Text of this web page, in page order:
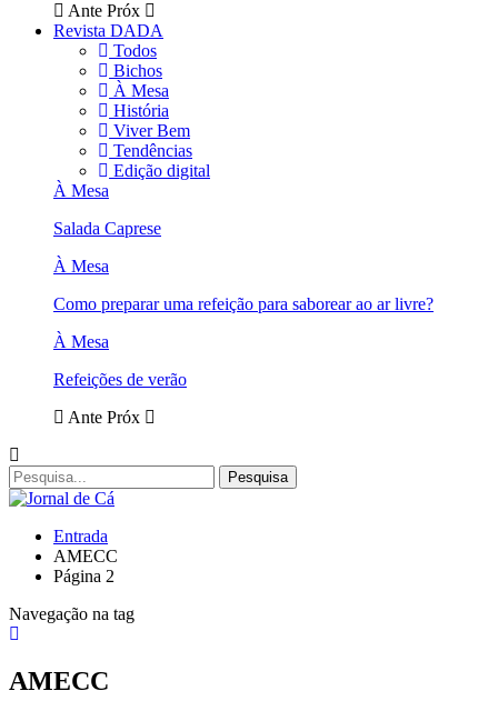
Ante Próx
Revista DADA
Todos
Bichos
À Mesa
História
Viver Bem
Tendências
Edição digital
À Mesa
Salada Caprese
À Mesa
Como preparar uma refeição para saborear ao ar livre?
À Mesa
Refeições de verão
Ante Próx
Entrada
AMECC
Página 2
Navegação na tag
AMECC